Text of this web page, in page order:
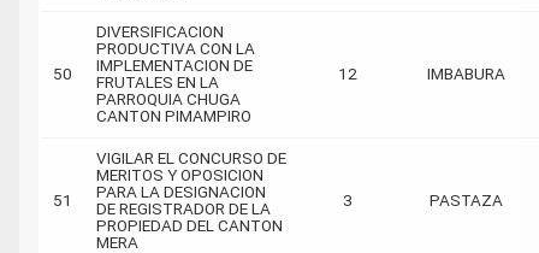
50
DIVERSIFICACION
PRODUCTIVA CON LA
IMPLEMENTACION DE
FRUTALES EN LA
PARROQUIA CHUGA
CANTON PIMAMPIRO
12 IMBABURA
51
VIGILAR EL CONCURSO DE
MERITOS Y OPOSICION
PARA LA DESIGNACION
DE REGISTRADOR DE LA
PROPIEDAD DEL CANTON
MERA
3 PASTAZA